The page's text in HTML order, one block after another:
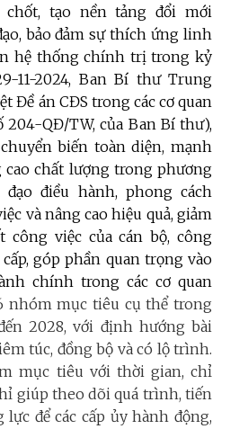
tạo nền tảng đổi mới
bảo đảm sự thích ứng linh
hệ thống chính trị trong kỷ
11-2024, Ban Bí thư Trung
Đề án CĐS trong các cơ quan
204-QĐ/TW, của Ban Bí thư),
biến toàn diện, mạnh
cao chất lượng trong phương
điều hành, phong cách
và nâng cao hiệu quả, giảm
công việc của cán bộ, công
góp phần quan trọng vào
chính trong các cơ quan
nhóm mục tiêu cụ thể trong
2028, với định hướng bài
túc, đồng bộ và có lộ trình.
mục tiêu với thời gian, chỉ
giúp theo dõi quá trình, tiến
lực để các cấp ủy hành động,